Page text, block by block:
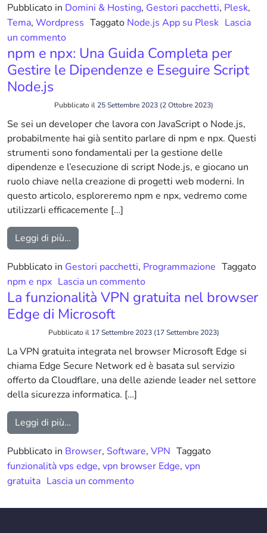
Pubblicato in Domini & Hosting, Gestori pacchetti, Plesk,
Tema, Wordpress Taggato Node.js App su Plesk Lascia
un commentosu Node.js App su Plesk: Come Creare e
npm e npx: Una Guida Completa per
Gestire le Dipendenze e Eseguire Script
Node.js
Pubblicato il 25 Settembre 2023(2 Ottobre 2023)
Se sei un developer che lavora con JavaScript o Node.js,
probabilmente hai già sentito parlare di npm e npx. Questi
strumenti sono fondamentali per la gestione delle
dipendenze e l’esecuzione di script Node.js, e giocano un
ruolo chiave nella creazione di progetti web moderni. In
questo articolo, esploreremo npm e npx, vedremo come
utilizzarli efficacemente […]
Leggi di più…
Pubblicato in Gestori pacchetti, Programmazione Taggato
npm e npx Lascia un commentosu npm e npx: Una Guida
La funzionalità VPN gratuita nel browser
Edge di Microsoft
Pubblicato il 17 Settembre 2023(17 Settembre 2023)
La VPN gratuita integrata nel browser Microsoft Edge si
chiama Edge Secure Network ed è basata sul servizio
offerto da Cloudflare, una delle aziende leader nel settore
della sicurezza informatica. […]
Leggi di più…
Pubblicato in Browser, Software, VPN Taggato
funzionalità vps edge, vpn browser Edge, vpn
gratuita Lascia un commentosu La funzionalità VPN